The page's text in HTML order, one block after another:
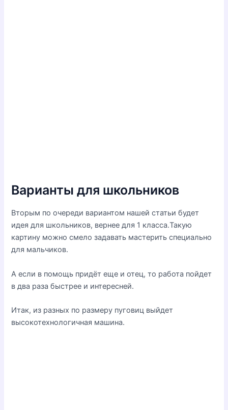
Варианты для школьников
Вторым по очереди вариантом нашей статьи будет
идея для школьников, вернее для 1 класса.Такую
картину можно смело задавать мастерить специально
для мальчиков.
А если в помощь придёт еще и отец, то работа пойдет
в два раза быстрее и интересней.
Итак, из разных по размеру пуговиц выйдет
высокотехнологичная машина.